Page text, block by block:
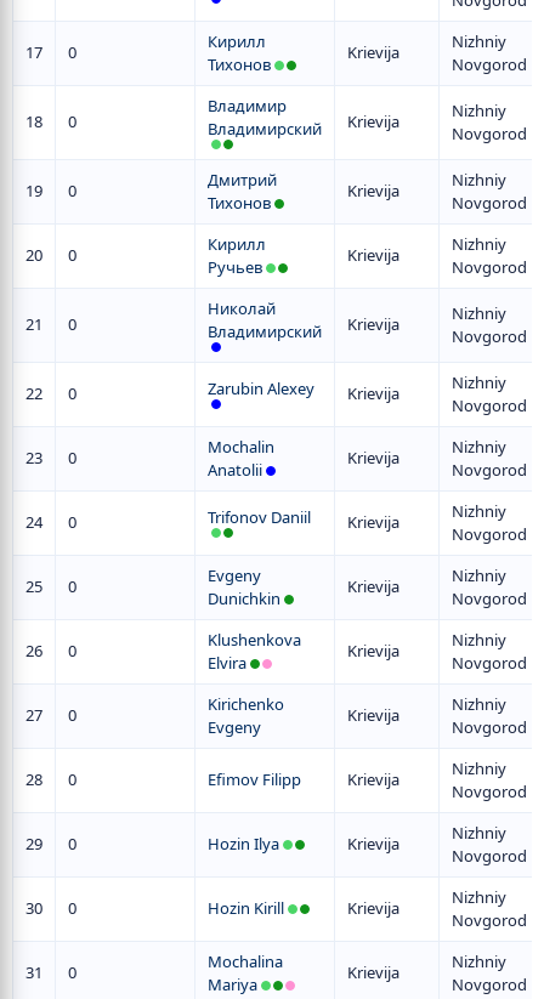
17 0
Кирилл
Тихонов
Krievija
Nizhniy
Novgorod
18 0
Владимир
Владимирский
Krievija
Nizhniy
Novgorod
19 0
Дмитрий
Тихонов
Krievija
Nizhniy
Novgorod
20 0
Кирилл
Ручьев
Krievija
Nizhniy
Novgorod
21 0
Николай
Владимирский
Krievija
Nizhniy
Novgorod
22 0 Zarubin Alexey Krievija
Nizhniy
Novgorod
23 0
Mochalin
Anatolii
Krievija
Nizhniy
Novgorod
24 0 Trifonov Daniil Krievija
Nizhniy
Novgorod
25 0
Evgeny
Dunichkin
Krievija
Nizhniy
Novgorod
26 0
Klushenkova
Elvira
Krievija
Nizhniy
Novgorod
27 0
Kirichenko
Evgeny
Krievija
Nizhniy
Novgorod
28 0 Efimov Filipp Krievija
Nizhniy
Novgorod
29 0 Hozin Ilya Krievija
Nizhniy
Novgorod
30 0 Hozin Kirill Krievija
Nizhniy
Novgorod
31 0
Mochalina
Mariya
Krievija
Nizhniy
Novgorod